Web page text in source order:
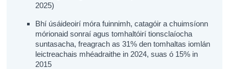
2025)
Bhí úsáideoirí móra fuinnimh, catagóir a chuimsíonn
mórionaid sonraí agus tomhaltóirí tionsclaíocha
suntasacha, freagrach as 31% den tomhaltas iomlán
leictreachais mhéadraithe in 2024, suas ó 15% in
2015